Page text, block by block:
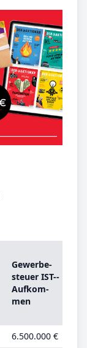
Ge­wer­be­
steu­er IST-­
Auf­kom­
men
6.500.000 €